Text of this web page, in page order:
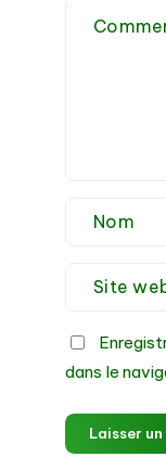
dans le
Laisser